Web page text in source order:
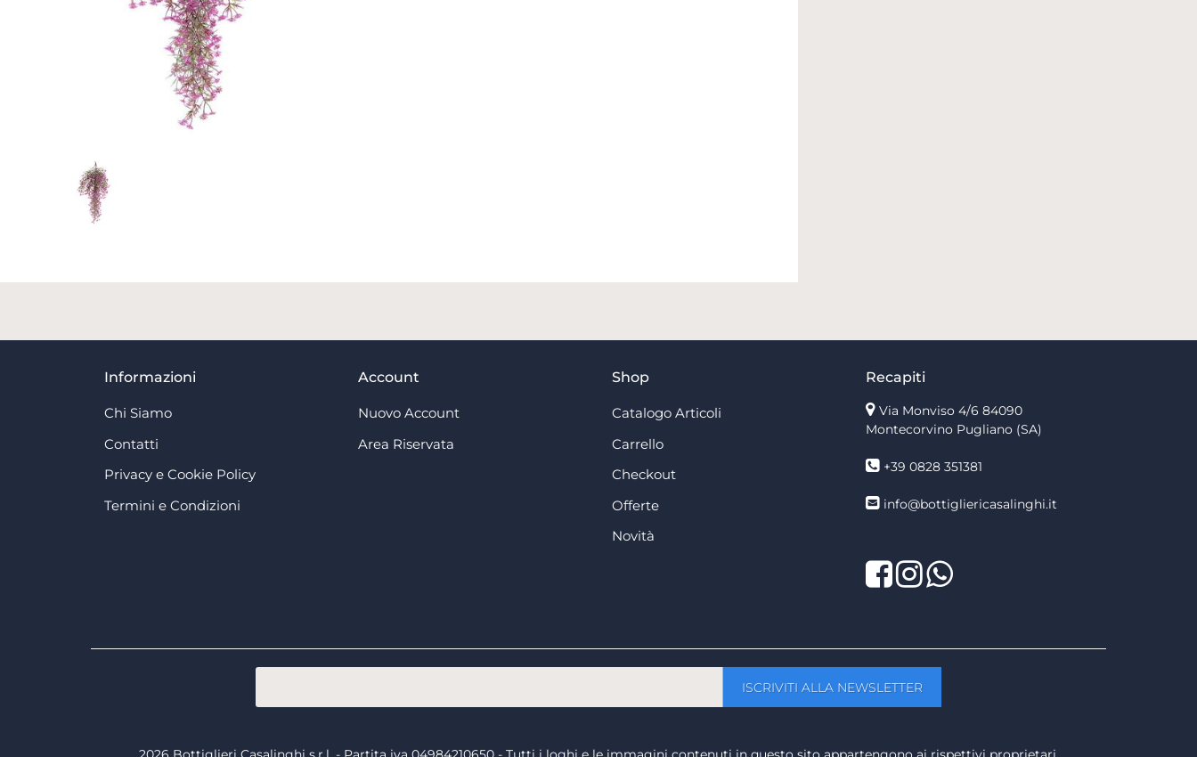
Informazioni
Chi Siamo
Contatti
Privacy e Cookie Policy
Termini e Condizioni
Account
Nuovo Account
Area Riservata
Shop
Catalogo Articoli
Carrello
Checkout
Offerte
Novità
Recapiti
Via Monviso 4/6 84090
Montecorvino Pugliano (SA)
+39 0828 351381
info@bottigliericasalinghi.it
Facebook
TwitterLinkedIn